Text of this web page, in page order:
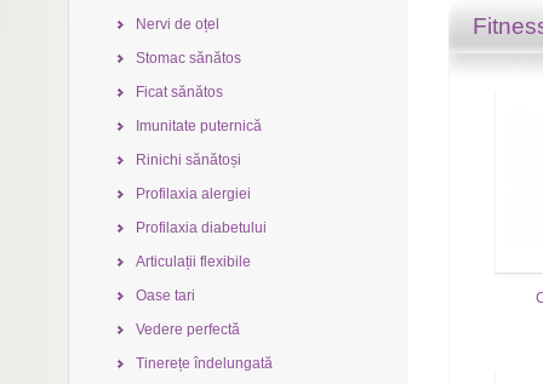
Nervi de oțel
Stomac sănătos
Ficat sănătos
Imunitate puternică
Rinichi sănătoși
Profilaxia alergiei
Profilaxia diabetului
Articulații flexibile
Oase tari
Vedere perfectă
Tinerețe îndelungată